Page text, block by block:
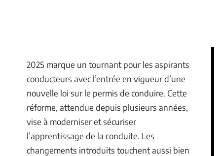
2025 marque un tournant pour les aspirants
conducteurs avec l’entrée en vigueur d’une
nouvelle loi sur le permis de conduire. Cette
réforme, attendue depuis plusieurs années,
vise à moderniser et sécuriser
l’apprentissage de la conduite. Les
changements introduits touchent aussi bien